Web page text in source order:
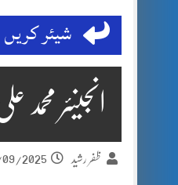
شیئر کریں
انجینئر
ظفر رشید 2025